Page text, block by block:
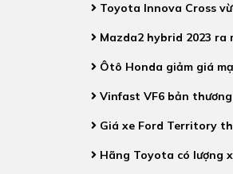
Toyota Innova Cross
Mazda2 hybrid 2023
Ôtô Honda giảm giá
Vinfast VF6 bản
Giá xe Ford Territory
Hãng Toyota có lượng